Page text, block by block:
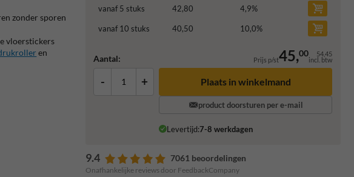
vanaf 5 stuks 42,80 4,9%
vanaf 10 stuks 40,50 10,0%
Aantal: Prijs p/st45,00 54,45
incl. btw
- + Plaats in winkelmand
product doorsturen per e-mail
Levertijd:7-8 werkdagen
9.4 7061 beoordelingen
Onafhankelijke reviews door FeedbackCompany
zonder sporen
vloerstickers
en